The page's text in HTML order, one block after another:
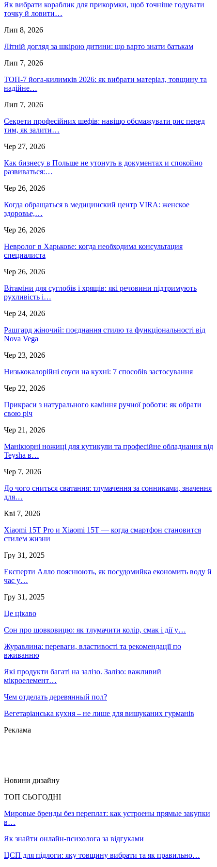
Як вибрати кораблик для прикормки, щоб точніше годувати
точку й ловити…
Лип 8, 2026
Літній догляд за шкірою дитини: що варто знати батькам
Лип 7, 2026
ТОП-7 йога-килимків 2026: як вибрати матеріал, товщину та
надійне…
Лип 7, 2026
Секрети професійних шефів: навіщо обсмажувати рис перед
тим, як залити…
Чер 27, 2026
Как бизнесу в Польше не утонуть в документах и спокойно
развиваться:…
Чер 26, 2026
Когда обращаться в медицинский центр VIRA: женское
здоровье,…
Чер 26, 2026
Невролог в Харькове: когда необходима консультация
специалиста
Чер 26, 2026
Вітаміни для суглобів і хрящів: які речовини підтримують
рухливість і…
Чер 24, 2026
Рашгард жіночий: поєднання стилю та функціональності від
Nova Vega
Чер 23, 2026
Низькокалорійні соуси на кухні: 7 способів застосування
Чер 22, 2026
Прикраси з натурального каміння ручної роботи: як обрати
свою річ
Чер 21, 2026
Манікюрні ножиці для кутикули та професійне обладнання від
Teysha в…
Чер 7, 2026
До чого сниться сватання: тлумачення за сонниками, значення
для…
Кві 7, 2026
Xiaomi 15T Pro и Xiaomi 15T — когда смартфон становится
стилем жизни
Гру 31, 2025
Експерти Алло пояснюють, як посудомийка економить воду й
час у…
Гру 31, 2025
Це цікаво
Сон про шовковицю: як тлумачити колір, смак і дії у…
Журавлина: переваги, властивості та рекомендації по
вживанню
Які продукти багаті на залізо. Залізо: важливий
мікроелемент…
Чем отделать деревянный пол?
Вегетаріанська кухня – не лише для вишуканих гурманів
Реклама
Новини дизайну
ТОП СЬОГОДНІ
Мировые бренды без переплат: как устроены прямые закупки
в…
Як знайти онлайн-психолога за відгуками
ЦСП для підлоги: яку товщину вибрати та як правильно…